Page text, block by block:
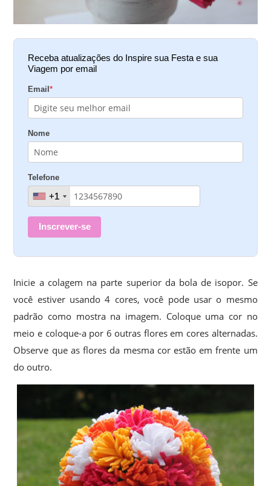
Receba atualizações do Inspire sua Festa e sua
Viagem por email
Email*
Nome
Telefone
+1
+1
Inscrever-se
Inicie a colagem na parte superior da bola de isopor. Se
você estiver usando 4 cores, você pode usar o mesmo
padrão como mostra na imagem. Coloque uma cor no
meio e coloque-a por 6 outras flores em cores alternadas.
Observe que as flores da mesma cor estão em frente um
do outro.